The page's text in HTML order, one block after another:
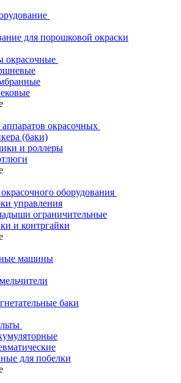
для порошковой окраски
окрасочные
окрасочных
(баки)
и роллеры
оборудования
управления
ограничительные
и контргайки
машины
баки
для побелки